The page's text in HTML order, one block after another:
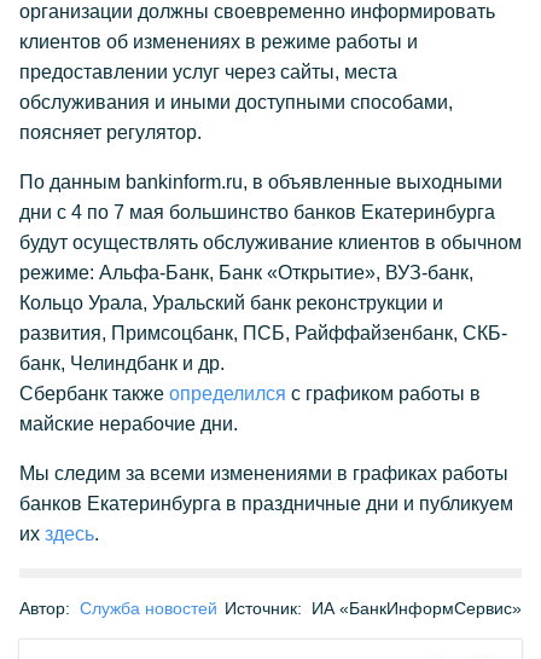
организации должны своевременно информировать
клиентов об изменениях в режиме работы и
предоставлении услуг через сайты, места
обслуживания и иными доступными способами,
поясняет регулятор.
По данным bankinform.ru, в объявленные выходными
дни с 4 по 7 мая большинство банков Екатеринбурга
будут осуществлять обслуживание клиентов в обычном
режиме: Альфа-Банк, Банк «Открытие», ВУЗ-банк,
Кольцо Урала, Уральский банк реконструкции и
развития, Примсоцбанк, ПСБ, Райффайзенбанк, СКБ-
банк, Челиндбанк и др.
Сбербанк также определился с графиком работы в
майские нерабочие дни.
Мы следим за всеми изменениями в графиках работы
банков Екатеринбурга в праздничные дни и публикуем
их здесь.
Автор: Служба новостей Источник: ИА «БанкИнформСервис»